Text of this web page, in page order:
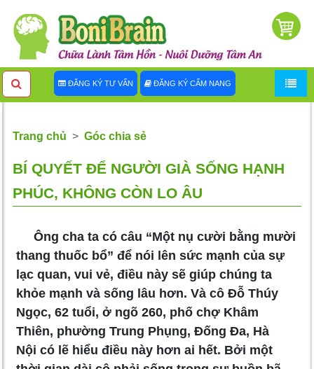
ĐĂNG KÝ TƯ VẤN ĐĂNG KÝ CẨM NANG
Trang chủ Góc chia sẻ
BÍ QUYẾT ĐỂ NGƯỜI GIÀ SỐNG HẠNH
PHÚC, KHÔNG CÒN LO ÂU
Ông cha ta có câu “Một nụ cười bằng mười
thang thuốc bổ” để nói lên sức mạnh của sự
lạc quan, vui vẻ, điều này sẽ giúp chúng ta
khỏe mạnh và sống lâu hơn. Và cô Đỗ Thúy
Ngọc, 62 tuổi, ở ngõ 260, phố chợ Khâm
Thiên, phường Trung Phụng, Đống Đa, Hà
Nội có lẽ hiểu điều này hơn ai hết. Bởi một